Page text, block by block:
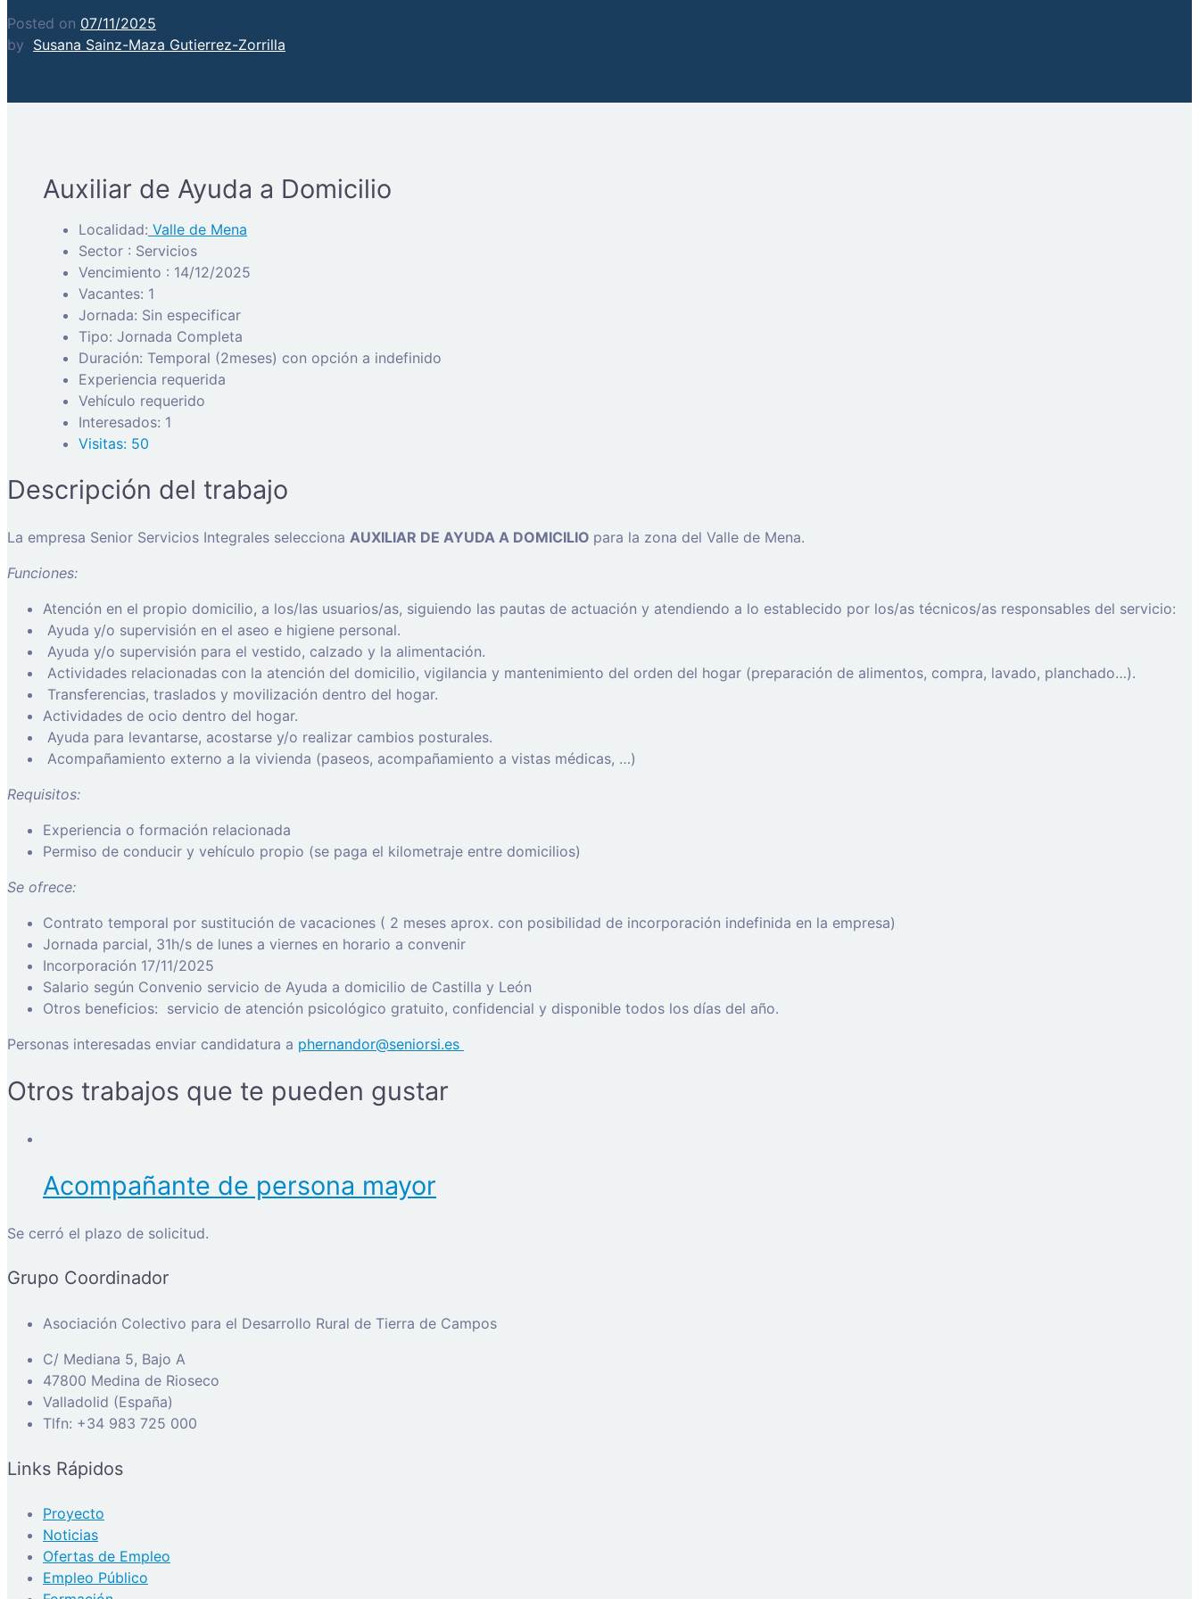
Posted on 07/11/2025
by Susana Sainz-Maza Gutierrez-Zorrilla
Auxiliar de Ayuda a Domicilio
Localidad: Valle de Mena
Sector : Servicios
Vencimiento : 14/12/2025
Vacantes: 1
Jornada: Sin especificar
Tipo: Jornada Completa
Duración: Temporal (2meses) con opción a indefinido
Experiencia requerida
Vehículo requerido
Interesados: 1
Visitas: 50
Descripción del trabajo
La empresa Senior Servicios Integrales selecciona AUXILIAR DE AYUDA A DOMICILIO para la zona del Valle de Mena.
Funciones:
Atención en el propio domicilio, a los/las usuarios/as, siguiendo las pautas de actuación y atendiendo a lo establecido por los/as técnicos/as responsables del servicio:
Ayuda y/o supervisión en el aseo e higiene personal.
Ayuda y/o supervisión para el vestido, calzado y la alimentación.
Actividades relacionadas con la atención del domicilio, vigilancia y mantenimiento del orden del hogar (preparación de alimentos, compra, lavado, planchado…).
Transferencias, traslados y movilización dentro del hogar.
Actividades de ocio dentro del hogar.
Ayuda para levantarse, acostarse y/o realizar cambios posturales.
Acompañamiento externo a la vivienda (paseos, acompañamiento a vistas médicas, …)
Requisitos:
Experiencia o formación relacionada
Permiso de conducir y vehículo propio (se paga el kilometraje entre domicilios)
Se ofrece:
Contrato temporal por sustitución de vacaciones ( 2 meses aprox. con posibilidad de incorporación indefinida en la empresa)
Jornada parcial, 31h/s de lunes a viernes en horario a convenir
Incorporación 17/11/2025
Salario según Convenio servicio de Ayuda a domicilio de Castilla y León
Otros beneficios: servicio de atención psicológico gratuito, confidencial y disponible todos los días del año.
Personas interesadas enviar candidatura a phernandor@seniorsi.es
Otros trabajos que te pueden gustar
Acompañante de persona mayor
Se cerró el plazo de solicitud.
Grupo Coordinador
Asociación Colectivo para el Desarrollo Rural de Tierra de Campos
C/ Mediana 5, Bajo A
47800 Medina de Rioseco
Valladolid (España)
Tlfn: +34 983 725 000
Links Rápidos
Proyecto
Noticias
Ofertas de Empleo
Empleo Público